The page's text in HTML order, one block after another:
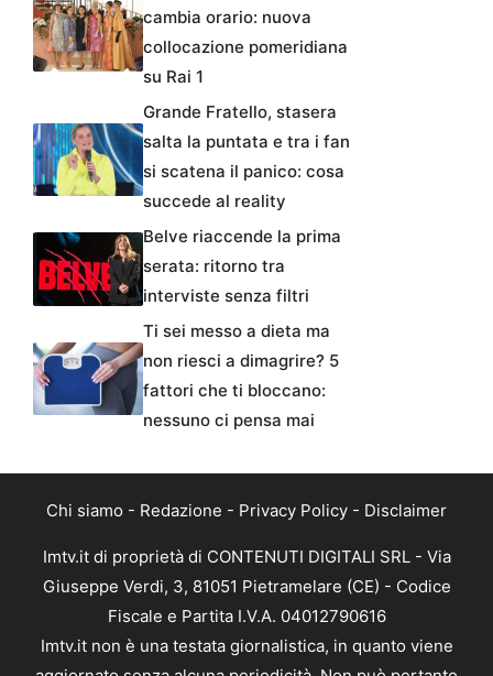
cambia orario: nuova
collocazione pomeridiana
su Rai 1
Grande Fratello, stasera
salta la puntata e tra i fan
si scatena il panico: cosa
succede al reality
Belve riaccende la prima
serata: ritorno tra
interviste senza filtri
Ti sei messo a dieta ma
non riesci a dimagrire? 5
fattori che ti bloccano:
nessuno ci pensa mai
Chi siamo - Redazione - Privacy Policy - Disclaimer
Imtv.it di proprietà di CONTENUTI DIGITALI SRL - Via
Giuseppe Verdi, 3, 81051 Pietramelare (CE) - Codice
Fiscale e Partita I.V.A. 04012790616
Imtv.it non è una testata giornalistica, in quanto viene